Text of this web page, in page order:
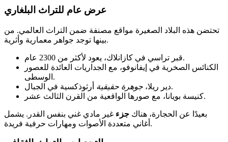
عرض عام للتراث البلغاري
تحتضن هذه البلاد الصغيرة مواقع مصنفة ضمن التراث العالمي. من
بينها توجد جواهر معمارية وأثرية.
قبر تراسي في كازانلاك، يعود لأكثر من 2300 عام.
الكنائس الصخرية في إيفانوفو، مع الجداريات العائدة للعصور
الوسطى.
دير ريلا، جوهرة حقيقية
أرثوذكسية في الجبال.
كنيسة بويانا، مع صورها الواقعية من القرن الثالث عشر.
بعيدًا عن الحجارة، هناك جزء غير مادي غني بنفس القدر. يشمل
أغاني متعددة الأصوات ومهارات حرفية فريدة.